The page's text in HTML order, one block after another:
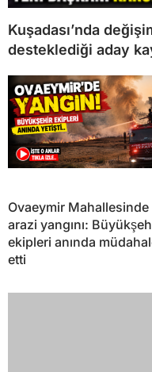
Kuşadası’nda
desteklediği aday
Ovaeymir Mahallesinde
arazi yangını:
ekipleri anında
etti